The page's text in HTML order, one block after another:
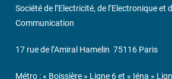
Société de l’Electricité, de l’Electronique
Communication
17 rue de l’Amiral Hamelin 75116 Paris
Métro : « Boissière » Ligne 6 et « Iéna »